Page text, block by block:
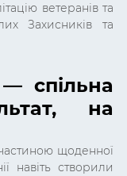
ветеранів та
Захисників та
— спільна
на
щоденної
навіть створили